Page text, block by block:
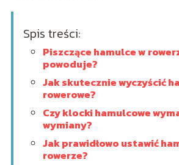
Spis treści:
Piszczące hamulce w
powoduje?
Jak skutecznie wyczyścić
rowerowe?
Czy klocki hamulcowe
wymiany?
Jak prawidłowo ustawić
rowerze?